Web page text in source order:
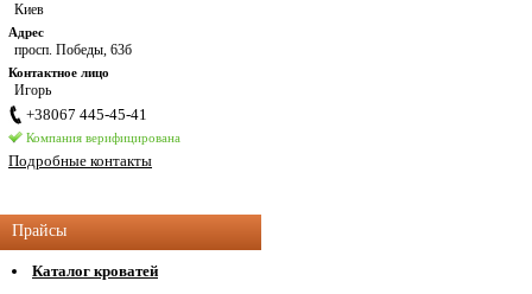
Киев
Адрес
просп. Победы, 63б
Контактное лицо
Игорь
+38067 445-45-41
Компания верифицирована
Подробные контакты
Прайсы
Каталог кроватей